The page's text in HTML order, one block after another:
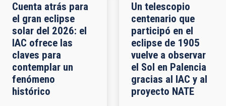
Cuenta atrás para
el gran eclipse
solar del 2026: el
IAC ofrece las
claves para
contemplar un
fenómeno
histórico
Un telescopio
centenario que
participó en el
eclipse de 1905
vuelve a observar
el Sol en Palencia
gracias al IAC y al
proyecto NATE